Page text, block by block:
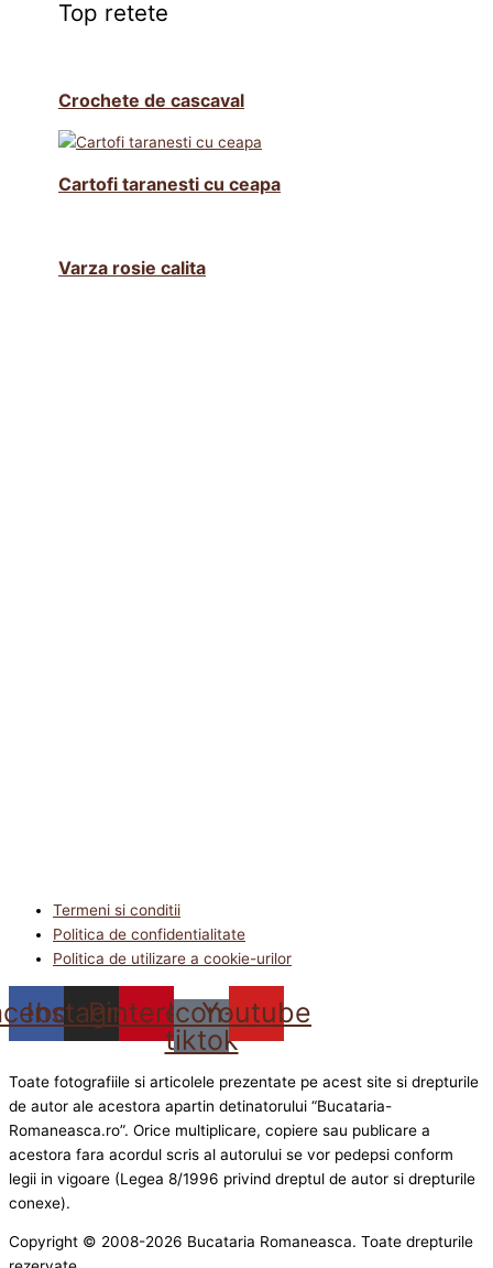
Top retete
Crochete de cascaval
Cartofi taranesti cu ceapa
Varza rosie calita
Termeni si conditii
Politica de confidentialitate
Politica de utilizare a cookie-urilor
Instagram
Pinterest
Icon-
tiktok
Youtube
Toate fotografiile si articolele prezentate pe acest site si drepturile
de autor ale acestora apartin detinatorului “Bucataria-
Romaneasca.ro”. Orice multiplicare, copiere sau publicare a
acestora fara acordul scris al autorului se vor pedepsi conform
legii in vigoare (Legea 8/1996 privind dreptul de autor si drepturile
conexe).
Copyright © 2008-2026 Bucataria Romaneasca. Toate drepturile